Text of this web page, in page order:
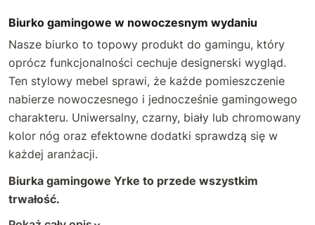
102 cm +220 zł
103 cm +230 zł
104 cm +240 zł
105 cm
106 cm +260 zł
107 cm
80 cm
Biurko gamingowe w nowoczesnym wydaniu
Nasze biurko to topowy produkt do gamingu, który
oprócz funkcjonalności cechuje designerski wygląd.
Ten stylowy mebel sprawi, że każde pomieszczenie
nabierze nowoczesnego i jednocześnie gamingowego
charakteru. Uniwersalny, czarny, biały lub chromowany
kolor nóg oraz efektowne dodatki sprawdzą się w
każdej aranżacji.
Biurka gamingowe Yrke to przede wszystkim
trwałość.